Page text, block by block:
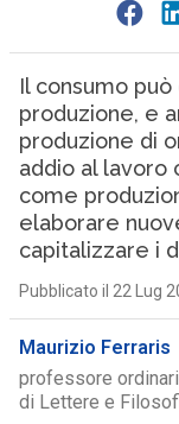
Il consumo
produzione, e
produzione di
addio al lavoro
come
elaborare
capitalizzare i
Pubblicato il 22 Lug
Maurizio Ferraris
professore
di Lettere e